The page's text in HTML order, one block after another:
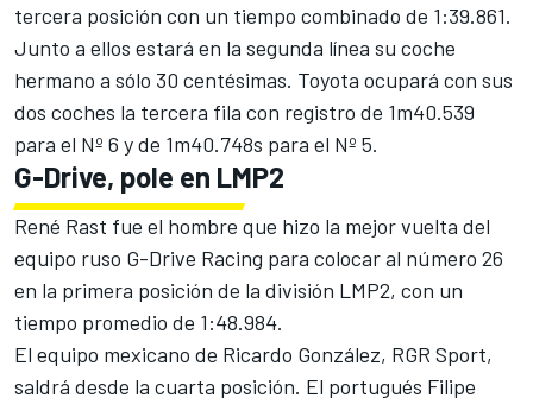
tercera posición con un tiempo combinado de 1:39.861.
Junto a ellos estará en la segunda línea su coche
hermano a sólo 30 centésimas. Toyota ocupará con sus
dos coches la tercera fila con registro de 1m40.539
para el Nº 6 y de 1m40.748s para el Nº 5.
G-Drive, pole en LMP2
René Rast fue el hombre que hizo la mejor vuelta del
equipo ruso G-Drive Racing para colocar al número 26
en la primera posición de la división LMP2, con un
tiempo promedio de 1:48.984.
El equipo mexicano de Ricardo González, RGR Sport,
saldrá desde la cuarta posición. El portugués Filipe